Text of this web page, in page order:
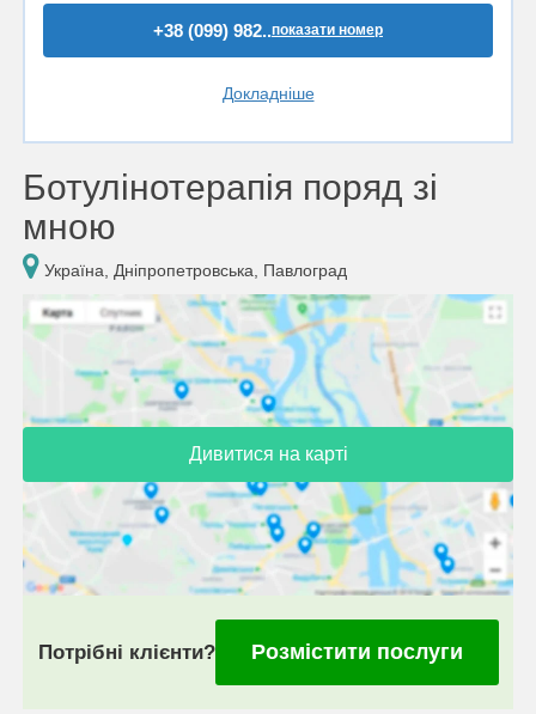
+38 (099) 982..показати номер
Докладніше
Ботулінотерапія поряд зі
мною
Україна, Дніпропетровська, Павлоград
Дивитися на карті
Потрібні клієнти? Розмістити послуги